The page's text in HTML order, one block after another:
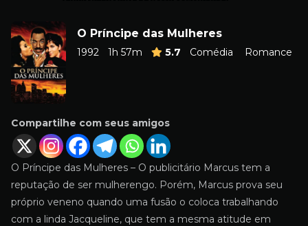
O Príncipe das Mulheres
1992 1h 57m 5.7 Comédia Romance
Compartilhe com seus amigos
O Príncipe das Mulheres – O publicitário Marcus tem a
reputação de ser mulherengo. Porém, Marcus prova seu
próprio veneno quando uma fusão o coloca trabalhando
com a linda Jacqueline, que tem a mesma atitude em